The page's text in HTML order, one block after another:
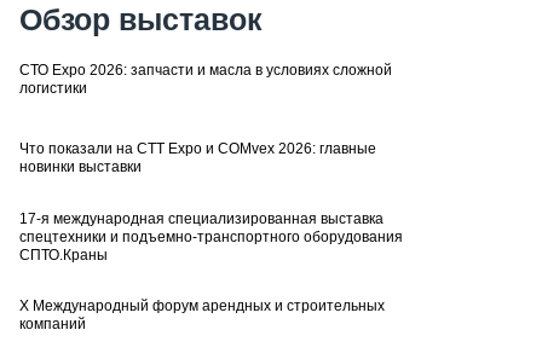
Обзор выставок
СТО Expo 2026: запчасти и масла в условиях сложной
логистики
Что показали на CTT Expo и COMvex 2026: главные
новинки выставки
17-я международная специализированная выставка
спецтехники и подъемно-транспортного оборудования
СПТО.Краны
X Международный форум арендных и строительных
компаний